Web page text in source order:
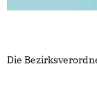
Die